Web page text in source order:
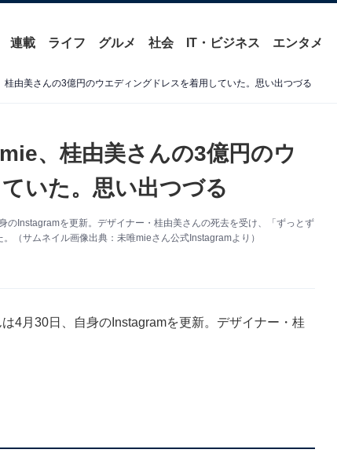
連載 ライフ グルメ 社会 IT・ビジネス エンタメ
桂由美さんの3億円のウエディングドレスを着用していた。思い出つづる
、桂由美さんの3億円のウ
いた。思い出つづる
Instagramを更新。デザイナー・桂由美さんの死去を受け、「ずっとず
（サムネイル画像出典：未唯mieさん公式Instagramより）
4月30日、自身のInstagramを更新。デザイナー・桂